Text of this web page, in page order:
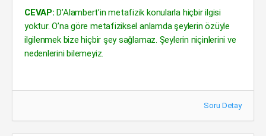
CEVAP: D’Alambert’in metafizik konularla hiçbir ilgisi
yoktur. O’na göre metafiziksel anlamda şeylerin özüyle
ilgilenmek bize hiçbir şey sağlamaz. Şeylerin niçinlerini ve
nedenlerini bilemeyiz.
Soru Detay